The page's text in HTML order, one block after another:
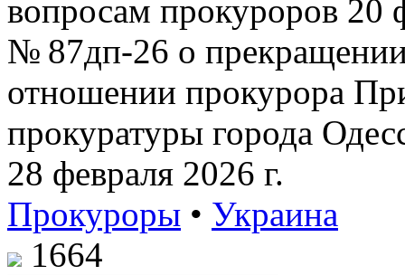
вопросам прокуроров 20
№ 87дп‑26 о
отношении прокурора
прокуратуры города
28 февраля 2026 г.
Прокуроры • Украина
1664